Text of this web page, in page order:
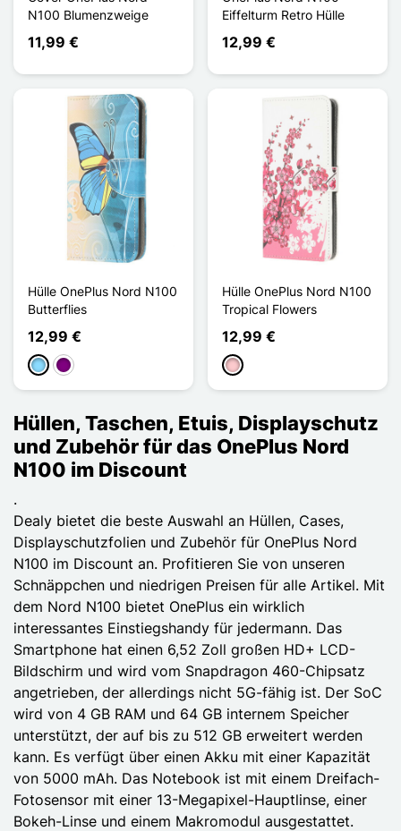
N100 Blumenzweige
11,99 €
Eiffelturm Retro Hülle
12,99 €
Hülle OnePlus Nord N100
Butterflies
12,99 €
Hellblau
Violett
Hülle OnePlus Nord N100
Tropical Flowers
12,99 €
Pink
Hüllen, Taschen, Etuis, Displayschutz
und Zubehör für das OnePlus Nord
N100 im Discount
.
Dealy bietet die beste Auswahl an Hüllen, Cases,
Displayschutzfolien und Zubehör für OnePlus Nord
N100 im Discount an. Profitieren Sie von unseren
Schnäppchen und niedrigen Preisen für alle Artikel. Mit
dem Nord N100 bietet OnePlus ein wirklich
interessantes Einstiegshandy für jedermann. Das
Smartphone hat einen 6,52 Zoll großen HD+ LCD-
Bildschirm und wird vom Snapdragon 460-Chipsatz
angetrieben, der allerdings nicht 5G-fähig ist. Der SoC
wird von 4 GB RAM und 64 GB internem Speicher
unterstützt, der auf bis zu 512 GB erweitert werden
kann. Es verfügt über einen Akku mit einer Kapazität
von 5000 mAh. Das Notebook ist mit einem Dreifach-
Fotosensor mit einer 13-Megapixel-Hauptlinse, einer
Bokeh-Linse und einem Makromodul ausgestattet.